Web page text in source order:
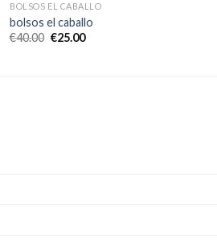
BOLSOS EL CABALLO
bolsos el caballo
€40.00 €25.00